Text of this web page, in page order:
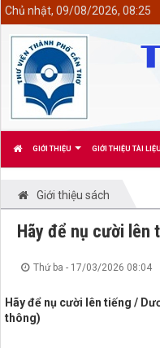
GIỚI THIỆU GIỚI THIỆU TÀI LIỆU
Chủ nhật, 09/08/2026, 08:25
Giới thiệu sách
Hãy để nụ cười lên
Thứ ba - 17/03/2026 08:04
Hãy để nụ cười lên tiếng /
thông)
<